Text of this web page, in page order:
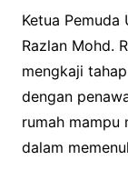
Ketua Pemuda
Razlan Mohd.
mengkaji
dengan
rumah mampu
dalam